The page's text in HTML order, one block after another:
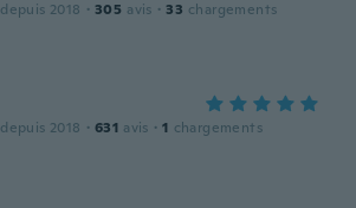
2018 · 305 avis · 33 chargements
2018 · 631 avis · 1 chargements